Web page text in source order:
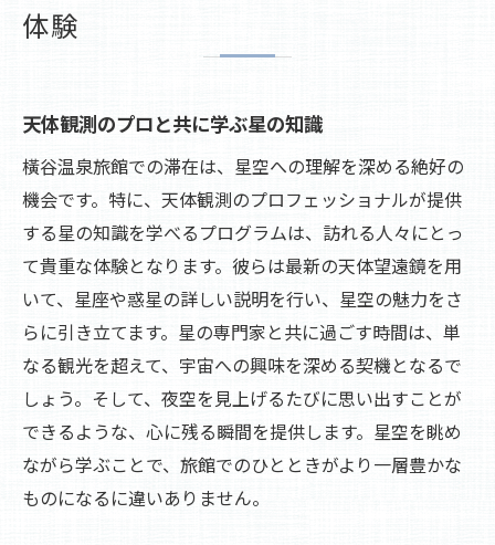
喧騒を忘れさせる旅館の静けさ
体験型アクティビティで非日常を味わう
星空と共に過ごす静かなひととき
自然と一体になる橫谷温泉旅館での贅沢な時間
自然と調和した建築が魅せる旅館
自然素材を活かしたインテリアのこだわり
自然の音に包まれるリラックスタイム
自然を感じるアクティビティの紹介
地元の自然を活かした料理体験
自然の中での贅沢なプライベート時間
体験
天体観測のプロと共に学ぶ星の知識
橫谷温泉旅館での滞在は、星空への理解を深める絶好の
機会です。特に、天体観測のプロフェッショナルが提供
する星の知識を学べるプログラムは、訪れる人々にとっ
て貴重な体験となります。彼らは最新の天体望遠鏡を用
いて、星座や惑星の詳しい説明を行い、星空の魅力をさ
らに引き立てます。星の専門家と共に過ごす時間は、単
なる観光を超えて、宇宙への興味を深める契機となるで
しょう。そして、夜空を見上げるたびに思い出すことが
できるような、心に残る瞬間を提供します。星空を眺め
ながら学ぶことで、旅館でのひとときがより一層豊かな
ものになるに違いありません。